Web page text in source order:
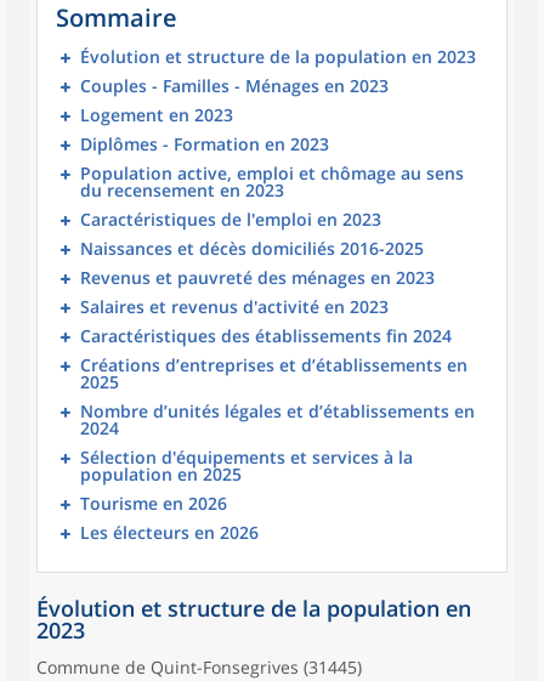
Sommaire
Évolution et structure de la population en 2023
Couples - Familles - Ménages en 2023
Logement en 2023
Diplômes - Formation en 2023
Population active, emploi et chômage au sens
du recensement en 2023
Caractéristiques de l'emploi en 2023
Naissances et décès domiciliés 2016-2025
Revenus et pauvreté des ménages en 2023
Salaires et revenus d'activité en 2023
Caractéristiques des établissements fin 2024
Créations d’entreprises et d’établissements en
2025
Nombre d’unités légales et d’établissements en
2024
Sélection d'équipements et services à la
population en 2025
Tourisme en 2026
Les électeurs en 2026
Évolution et structure de la population en
2023
Commune de Quint-Fonsegrives (31445)